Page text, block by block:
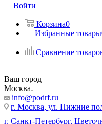
Войти
Корзина0
Избранные товары
Сравнение
Ваш город
Москва
info@podrf.ru
г. Москва, ул. Нижние
г. Санкт-Петербург,